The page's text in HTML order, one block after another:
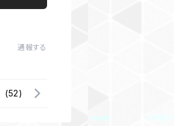
通報する
(52)